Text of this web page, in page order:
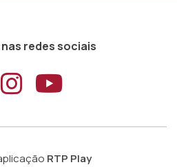
redes sociais
ao
Aceder ao
Aceder
RTP Play